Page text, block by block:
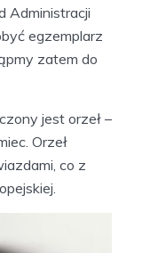
Administracji
egzemplarz
zatem do
jest orzeł –
Orzeł
co z